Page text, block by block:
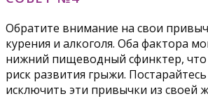
Обратите внимание на свои
курения и алкоголя. Оба фактора
нижний пищеводный сфинктер, что
риск развития грыжи.
исключить эти привычки из своей